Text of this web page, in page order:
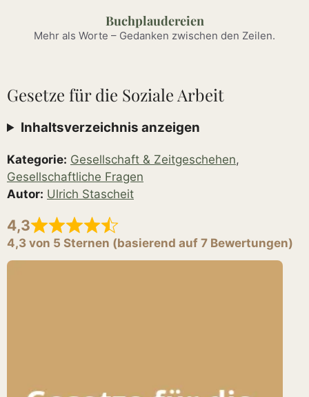
springen
Buchplaudereien
Mehr als Worte – Gedanken zwischen den Zeilen.
Gesetze für die Soziale Arbeit
Inhaltsverzeichnis anzeigen
Kategorie: Gesellschaft & Zeitgeschehen,
Gesellschaftliche Fragen
Autor: Ulrich Stascheit
4,3
4,3 von 5 Sternen (basierend auf 7 Bewertungen)